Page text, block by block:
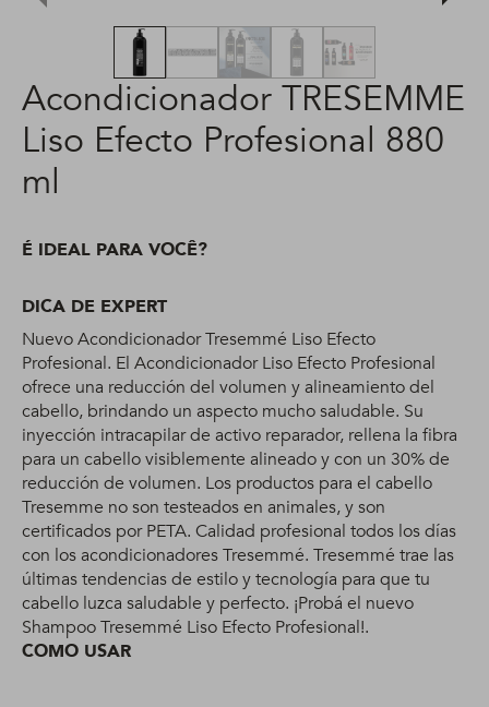
Acondicionador TRESEMME
Liso Efecto Profesional 880
ml
É IDEAL PARA VOCÊ?
DICA DE EXPERT
Nuevo Acondicionador Tresemmé Liso Efecto
Profesional. El Acondicionador Liso Efecto Profesional
ofrece una reducción del volumen y alineamiento del
cabello, brindando un aspecto mucho saludable. Su
inyección intracapilar de activo reparador, rellena la fibra
para un cabello visiblemente alineado y con un 30% de
reducción de volumen. Los productos para el cabello
Tresemme no son testeados en animales, y son
certificados por PETA. Calidad profesional todos los días
con los acondicionadores Tresemmé. Tresemmé trae las
últimas tendencias de estilo y tecnología para que tu
cabello luzca saludable y perfecto. ¡Probá el nuevo
Shampoo Tresemmé Liso Efecto Profesional!.
COMO USAR